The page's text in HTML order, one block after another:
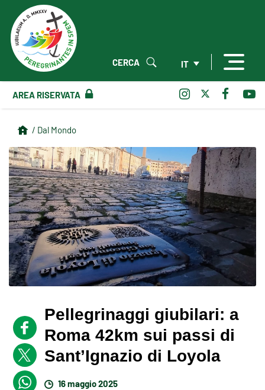
IT
CERCA
AREA RISERVATA
/ Dal Mondo
Pellegrinaggi giubilari: a
Roma 42km sui passi di
Sant’Ignazio di Loyola
16 maggio 2025